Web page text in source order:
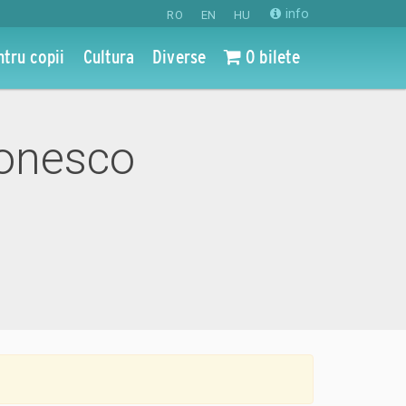
RO EN HU info
copii Cultura Diverse 0 bilete